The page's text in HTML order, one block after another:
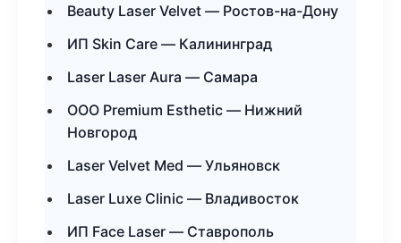
Beauty Laser Velvet — Ростов-на-Дону
ИП Skin Care — Калининград
Laser Laser Aura — Самара
ООО Premium Esthetic — Нижний
Новгород
Laser Velvet Med — Ульяновск
Laser Luxe Clinic — Владивосток
ИП Face Laser — Ставрополь